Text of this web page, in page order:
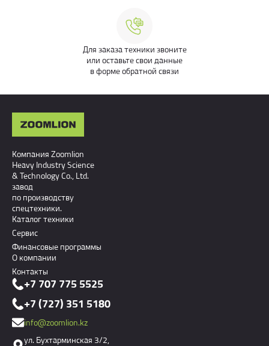
Для заказа техники звоните
или оставьте свои данные
в форме обратной связи
Компания Zoomlion
Heavy Industry Science
& Technology Co., Ltd.
завод
по производству
спецтехники.
Каталог техники
Сервис
Финансовые программы
О компании
Контакты
+7 707 775 5525
+7 (727) 351 5180
info@zoomlion.kz
ул. Бухтарминская 3/2,